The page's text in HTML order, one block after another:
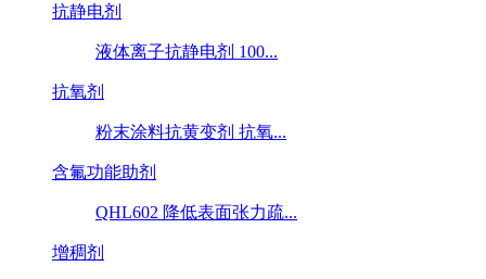
抗静电剂
液体离子抗静电剂 100...
抗氧剂
粉末涂料抗黄变剂 抗氧...
含氟功能助剂
QHL602 降低表面张力疏...
增稠剂